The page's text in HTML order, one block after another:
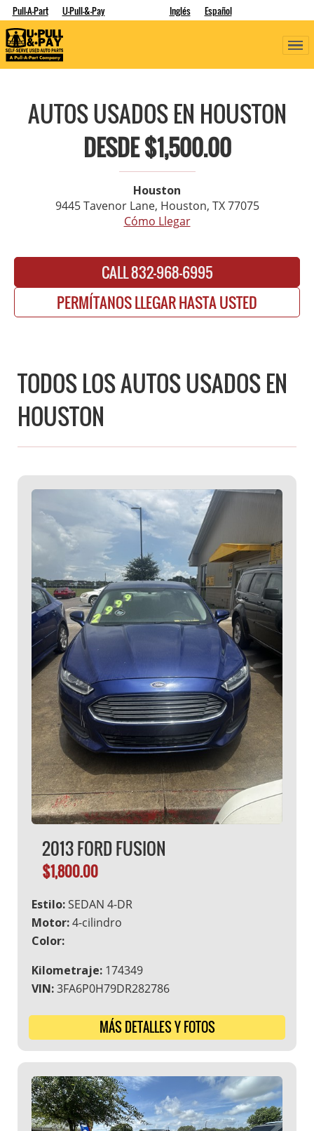
Pull-A-Part U-Pull-&-Pay Inglés Español
AUTOS USADOS EN HOUSTON
DESDE $1,500.00
Houston
9445 Tavenor Lane, Houston, TX 77075
Cómo Llegar
CALL 832-968-6995
PERMÍTANOS LLEGAR HASTA USTED
TODOS LOS AUTOS USADOS EN
HOUSTON
2013 FORD FUSION
$1,800.00
Estilo:SEDAN 4-DR
Motor:4-cilindro
Color:
Kilometraje: 174349
VIN:3FA6P0H79DR282786
MÁS DETALLES Y FOTOS